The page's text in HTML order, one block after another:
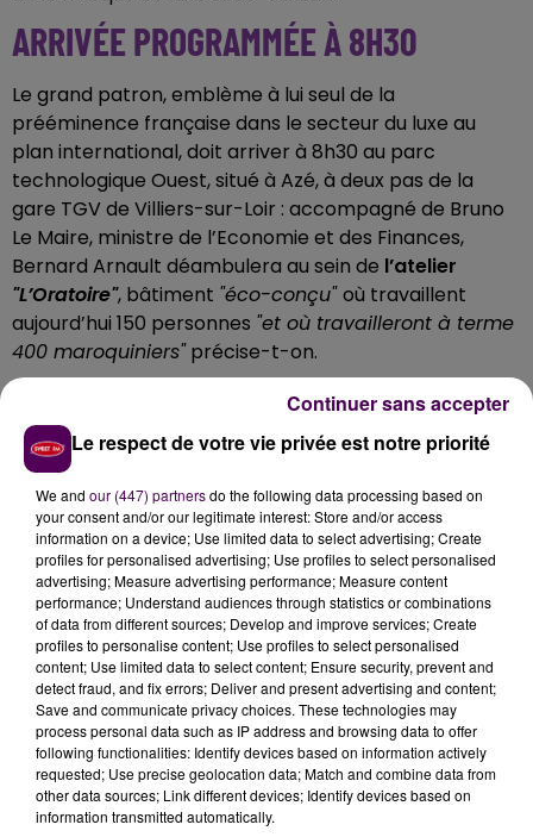
ARRIVÉE PROGRAMMÉE À 8H30
Le grand patron, emblème à lui seul de la
prééminence française dans le secteur du luxe au
plan international, doit arriver à 8h30 au parc
technologique Ouest, situé à Azé, à deux pas de la
gare TGV de Villiers-sur-Loir : accompagné de Bruno
Le Maire, ministre de l’Economie et des Finances,
Bernard Arnault déambulera au sein de l’atelier
"L’Oratoire", bâtiment "éco-conçu"où travaillent
aujourd’hui 150 personnes "et où travailleront à terme
400 maroquiniers"précise-t-on.
"NOUVELLE
GÉNÉRATION"
A 9h45, direction Vendôme, quartier Rochambeau,
pour visiter"L’Abbaye Vendôme", où Louis-Vuitton a
crééun pôle de compétences dédié aux sacs et à la
petite maroquinerie: là encore, une centaine de
collaborateurs est à l’œuvre."Avec l’ouverture de ces
deux nouveaux sites qui représenteront à terme 500
emplois, et incarnent la nouvelle génération des
ateliers de Louis-Vuitton, l’entreprise renforce son
ancrage local"souligne le ministère de l’Economie.
DISCOURS DES OFFICIELS EN FIN DE
MATINÉE
Le respect de votre vie privée est notre priorité
We and our (447) partnersdo the following data processing based on
your consent and/or our legitimate interest: Store and/or access
information on a device; Use limited data to select advertising; Create
profiles for personalised advertising; Use profiles to select personalised
advertising; Measure advertising performance; Measure content
performance; Understand audiences through statistics or combinations
of data from different sources; Develop and improve services; Create
profiles to personalise content; Use profiles to select personalised
content; Use limited data to select content; Ensure security, prevent and
detect fraud, and fix errors; Deliver and present advertising and content;
Save and communicate privacy choices. These technologies may
process personal data such as IP address and browsing data to offer
following functionalities: Identify devices based on information actively
requested; Use precise geolocation data; Match and combine data from
other data sources; Link different devices; Identify devices based on
information transmitted automatically.
Continuer sans accepter